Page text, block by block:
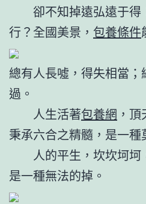
卻不知掉遠弘遠于得
行？全國美景， 包養條件
總有人長噓，得失相當
過。
人生活著包養網 ，頂
秉承六合之精髓，是一種
人的平生，坎坎坷坷
是一種無法的掉。